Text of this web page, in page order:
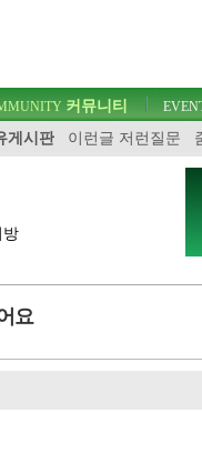
커뮤니티
게시판
이런글 저런질문
방
요